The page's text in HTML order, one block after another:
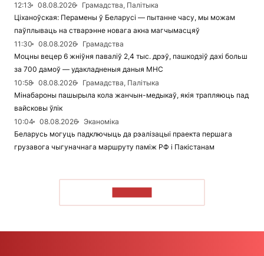
12:13
08.08.2026
Грамадства, Палітыка
Ціханоўская: Перамены ў Беларусі — пытанне часу, мы можам
паўплываць на стварэнне новага акна магчымасцяў
11:30
08.08.2026
Грамадства
Моцны вецер 6 жніўня паваліў 2,4 тыс. дрэў, пашкодзіў дахі больш
за 700 дамоў — удакладненыя даныя МНС
10:58
08.08.2026
Грамадства, Палітыка
Мінабароны пашырыла кола жанчын-медыкаў, якія трапляюць пад
вайсковы ўлік
10:04
08.08.2026
Эканоміка
Беларусь могуць падключыць да рэалізацыі праекта першага
грузавога чыгуначнага маршруту паміж РФ і Пакістанам